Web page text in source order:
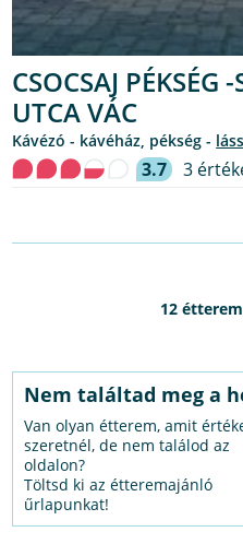
CSOCSAJ PÉKSÉG
UTCA VÁC
kávézó - kávéház, pékség -
3.7 3
12
Nem találtad meg a
Van olyan étterem, amit
szeretnél, de nem találod az
oldalon?
Töltsd ki az étteremajánló
űrlapunkat!